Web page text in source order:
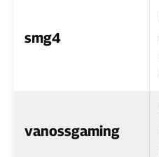
smg4
vanossgaming